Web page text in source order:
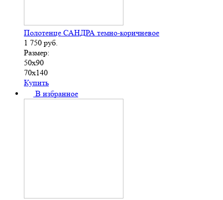
Полотенце САНДРА темно-коричневое
1 750 руб.
Размер:
50х90
70х140
Купить
В избранное